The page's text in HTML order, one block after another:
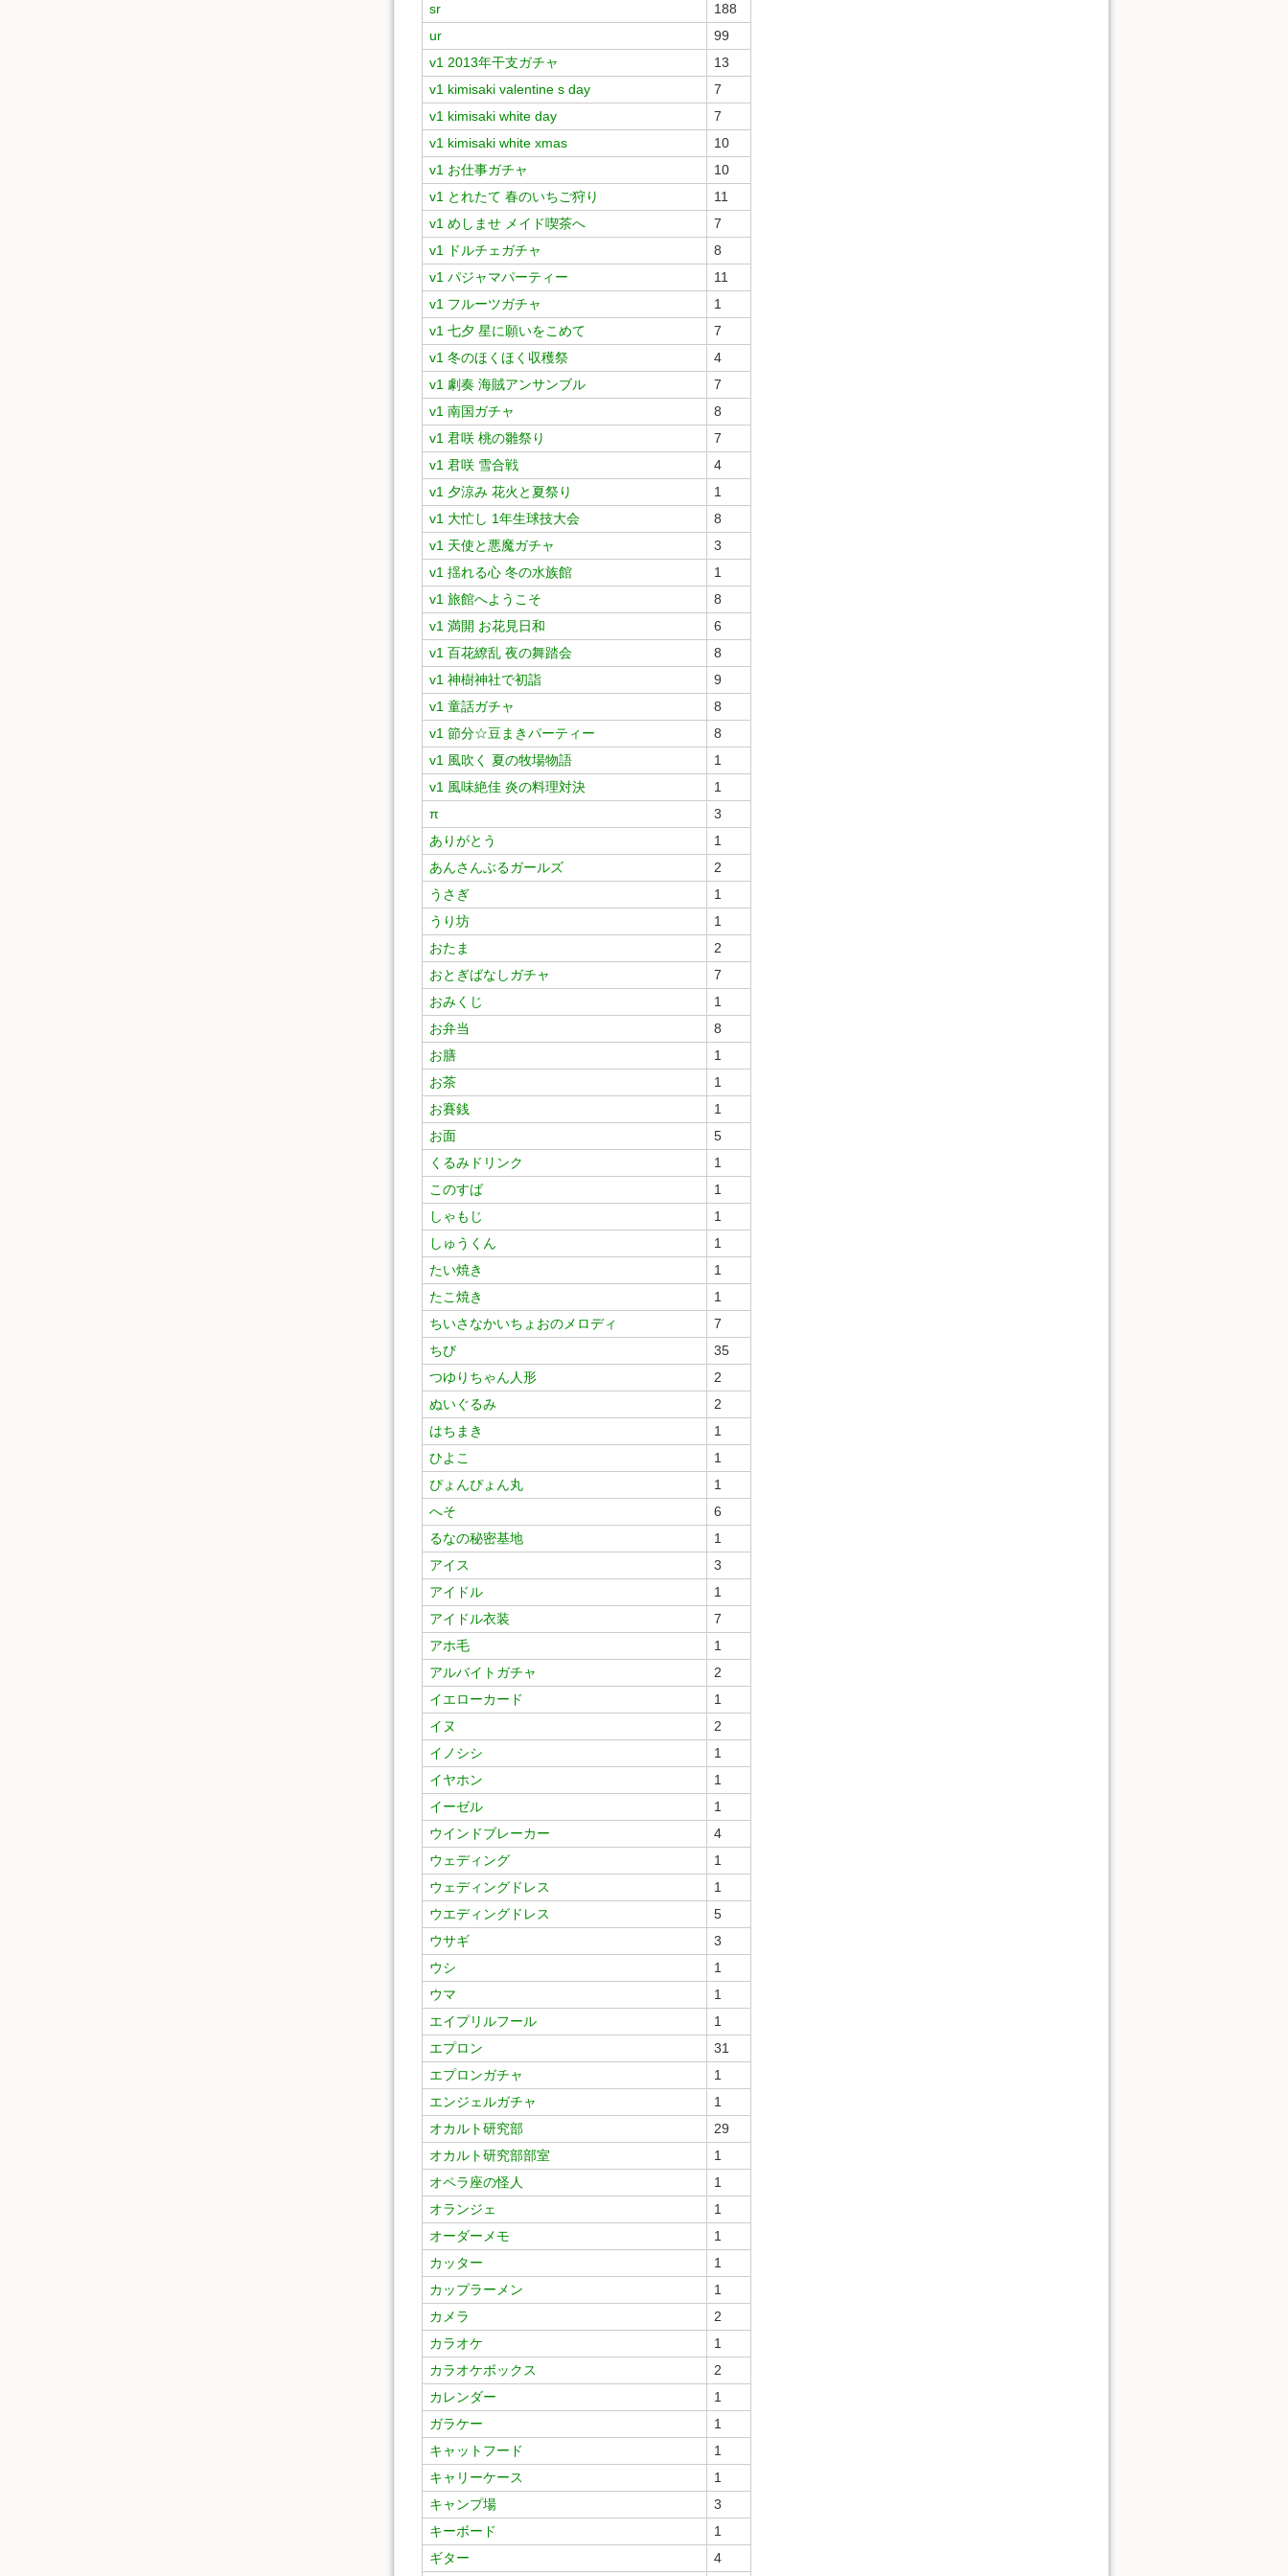
sr
188
ur
99
v1 2013年干支ガチャ
13
v1 kimisaki valentine s day
7
v1 kimisaki white day
7
v1 kimisaki white xmas
10
v1 お仕事ガチャ
10
v1 とれたて 春のいちご狩り
11
v1 めしませ メイド喫茶へ
7
v1 ドルチェガチャ
8
v1 パジャマパーティー
11
v1 フルーツガチャ
1
v1 七夕 星に願いをこめて
7
v1 冬のほくほく収穫祭
4
v1 劇奏 海賊アンサンブル
7
v1 南国ガチャ
8
v1 君咲 桃の雛祭り
7
v1 君咲 雪合戦
4
v1 夕涼み 花火と夏祭り
1
v1 大忙し 1年生球技大会
8
v1 天使と悪魔ガチャ
3
v1 揺れる心 冬の水族館
1
v1 旅館へようこそ
8
v1 満開 お花見日和
6
v1 百花繚乱 夜の舞踏会
8
v1 神樹神社で初詣
9
v1 童話ガチャ
8
v1 節分☆豆まきパーティー
8
v1 風吹く 夏の牧場物語
1
v1 風味絶佳 炎の料理対決
1
π
3
ありがとう
1
あんさんぶるガールズ
2
うさぎ
1
うり坊
1
おたま
2
おとぎばなしガチャ
7
おみくじ
1
お弁当
8
お膳
1
お茶
1
お賽銭
1
お面
5
くるみドリンク
1
このすば
1
しゃもじ
1
しゅうくん
1
たい焼き
1
たこ焼き
1
ちいさなかいちょおのメロディ
7
ちび
35
つゆりちゃん人形
2
ぬいぐるみ
2
はちまき
1
ひよこ
1
ぴょんぴょん丸
1
へそ
6
るなの秘密基地
1
アイス
3
アイドル
1
アイドル衣装
7
アホ毛
1
アルバイトガチャ
2
イエローカード
1
イヌ
2
イノシシ
1
イヤホン
1
イーゼル
1
ウインドブレーカー
4
ウェディング
1
ウェディングドレス
1
ウエディングドレス
5
ウサギ
3
ウシ
1
ウマ
1
エイプリルフール
1
エプロン
31
エプロンガチャ
1
エンジェルガチャ
1
オカルト研究部
29
オカルト研究部部室
1
オペラ座の怪人
1
オランジェ
1
オーダーメモ
1
カッター
1
カップラーメン
1
カメラ
2
カラオケ
1
カラオケボックス
2
カレンダー
1
ガラケー
1
キャットフード
1
キャリーケース
1
キャンプ場
3
キーボード
1
ギター
4